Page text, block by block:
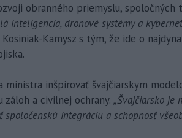
obranného priemyslu, spoločných
inteligencia, dronové systémy a
Kamysz s tým, že ide o
ministra inšpirovať švajčiarskym
záloh a civilnej ochrany. „Švajčiarsko je
spoločenskú integráciu a schopnosť